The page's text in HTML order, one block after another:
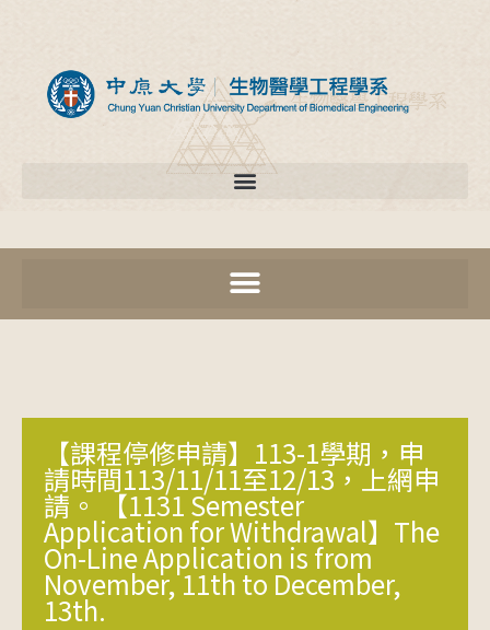
【課程停修申請】113-1學期，申
請時間113/11/11至12/13，上網申
請。 【1131 Semester
Application for Withdrawal】The
On-Line Application is from
November, 11th to December,
13th.